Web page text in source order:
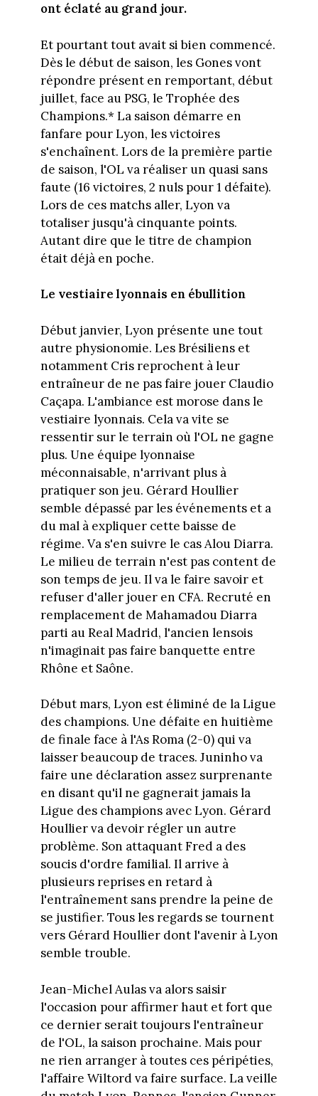
ont éclaté au grand jour.
Et pourtant tout avait si bien commencé.
Dès le début de saison, les Gones vont
répondre présent en remportant, début
juillet, face au PSG, le Trophée des
Champions.* La saison démarre en
fanfare pour Lyon, les victoires
s'enchaînent. Lors de la première partie
de saison, l'OL va réaliser un quasi sans
faute (16 victoires, 2 nuls pour 1 défaite).
Lors de ces matchs aller, Lyon va
totaliser jusqu'à cinquante points.
Autant dire que le titre de champion
était déjà en poche.
Le vestiaire lyonnais en ébullition
Début janvier, Lyon présente une tout
autre physionomie. Les Brésiliens et
notamment Cris reprochent à leur
entraîneur de ne pas faire jouer Claudio
Caçapa. L'ambiance est morose dans le
vestiaire lyonnais. Cela va vite se
ressentir sur le terrain où l'OL ne gagne
plus. Une équipe lyonnaise
méconnaisable, n'arrivant plus à
pratiquer son jeu. Gérard Houllier
semble dépassé par les événements et a
du mal à expliquer cette baisse de
régime. Va s'en suivre le cas Alou Diarra.
Le milieu de terrain n'est pas content de
son temps de jeu. Il va le faire savoir et
refuser d'aller jouer en CFA. Recruté en
remplacement de Mahamadou Diarra
parti au Real Madrid, l'ancien lensois
n'imaginait pas faire banquette entre
Rhône et Saône.
Début mars, Lyon est éliminé de la Ligue
des champions. Une défaite en huitième
de finale face à l'As Roma (2-0) qui va
laisser beaucoup de traces. Juninho va
faire une déclaration assez surprenante
en disant qu'il ne gagnerait jamais la
Ligue des champions avec Lyon. Gérard
Houllier va devoir régler un autre
problème. Son attaquant Fred a des
soucis d'ordre familial. Il arrive à
plusieurs reprises en retard à
l'entraînement sans prendre la peine de
se justifier. Tous les regards se tournent
vers Gérard Houllier dont l'avenir à Lyon
semble trouble.
Jean-Michel Aulas va alors saisir
l'occasion pour affirmer haut et fort que
ce dernier serait toujours l'entraîneur
de l'OL, la saison prochaine. Mais pour
ne rien arranger à toutes ces péripéties,
l'affaire Wiltord va faire surface. La veille